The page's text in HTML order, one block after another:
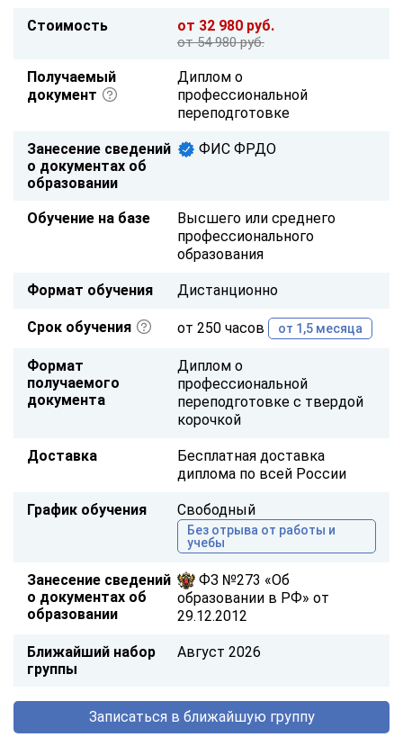
Стоимость от 32 980 руб.
от 54 980 руб.
Получаемый
документ
Диплом о
профессиональной
переподготовке
Занесение сведений
о документах об
образовании
ФИС ФРДО
Обучение на базе
Высшего или среднего
профессионального
образования
Формат обучения Дистанционно
Срок обучения от 250 часов от 1,5 месяца
Формат
получаемого
документа
Диплом о
профессиональной
переподготовке с твердой
корочкой
Доставка
Бесплатная доставка
диплома по всей России
График обучения Свободный
Без отрыва от работы и
учебы
Занесение сведений
о документах об
образовании
ФЗ №273 «Об
образовании в РФ» от
29.12.2012
Ближайший набор
группы
Август 2026
Записаться в ближайшую группу